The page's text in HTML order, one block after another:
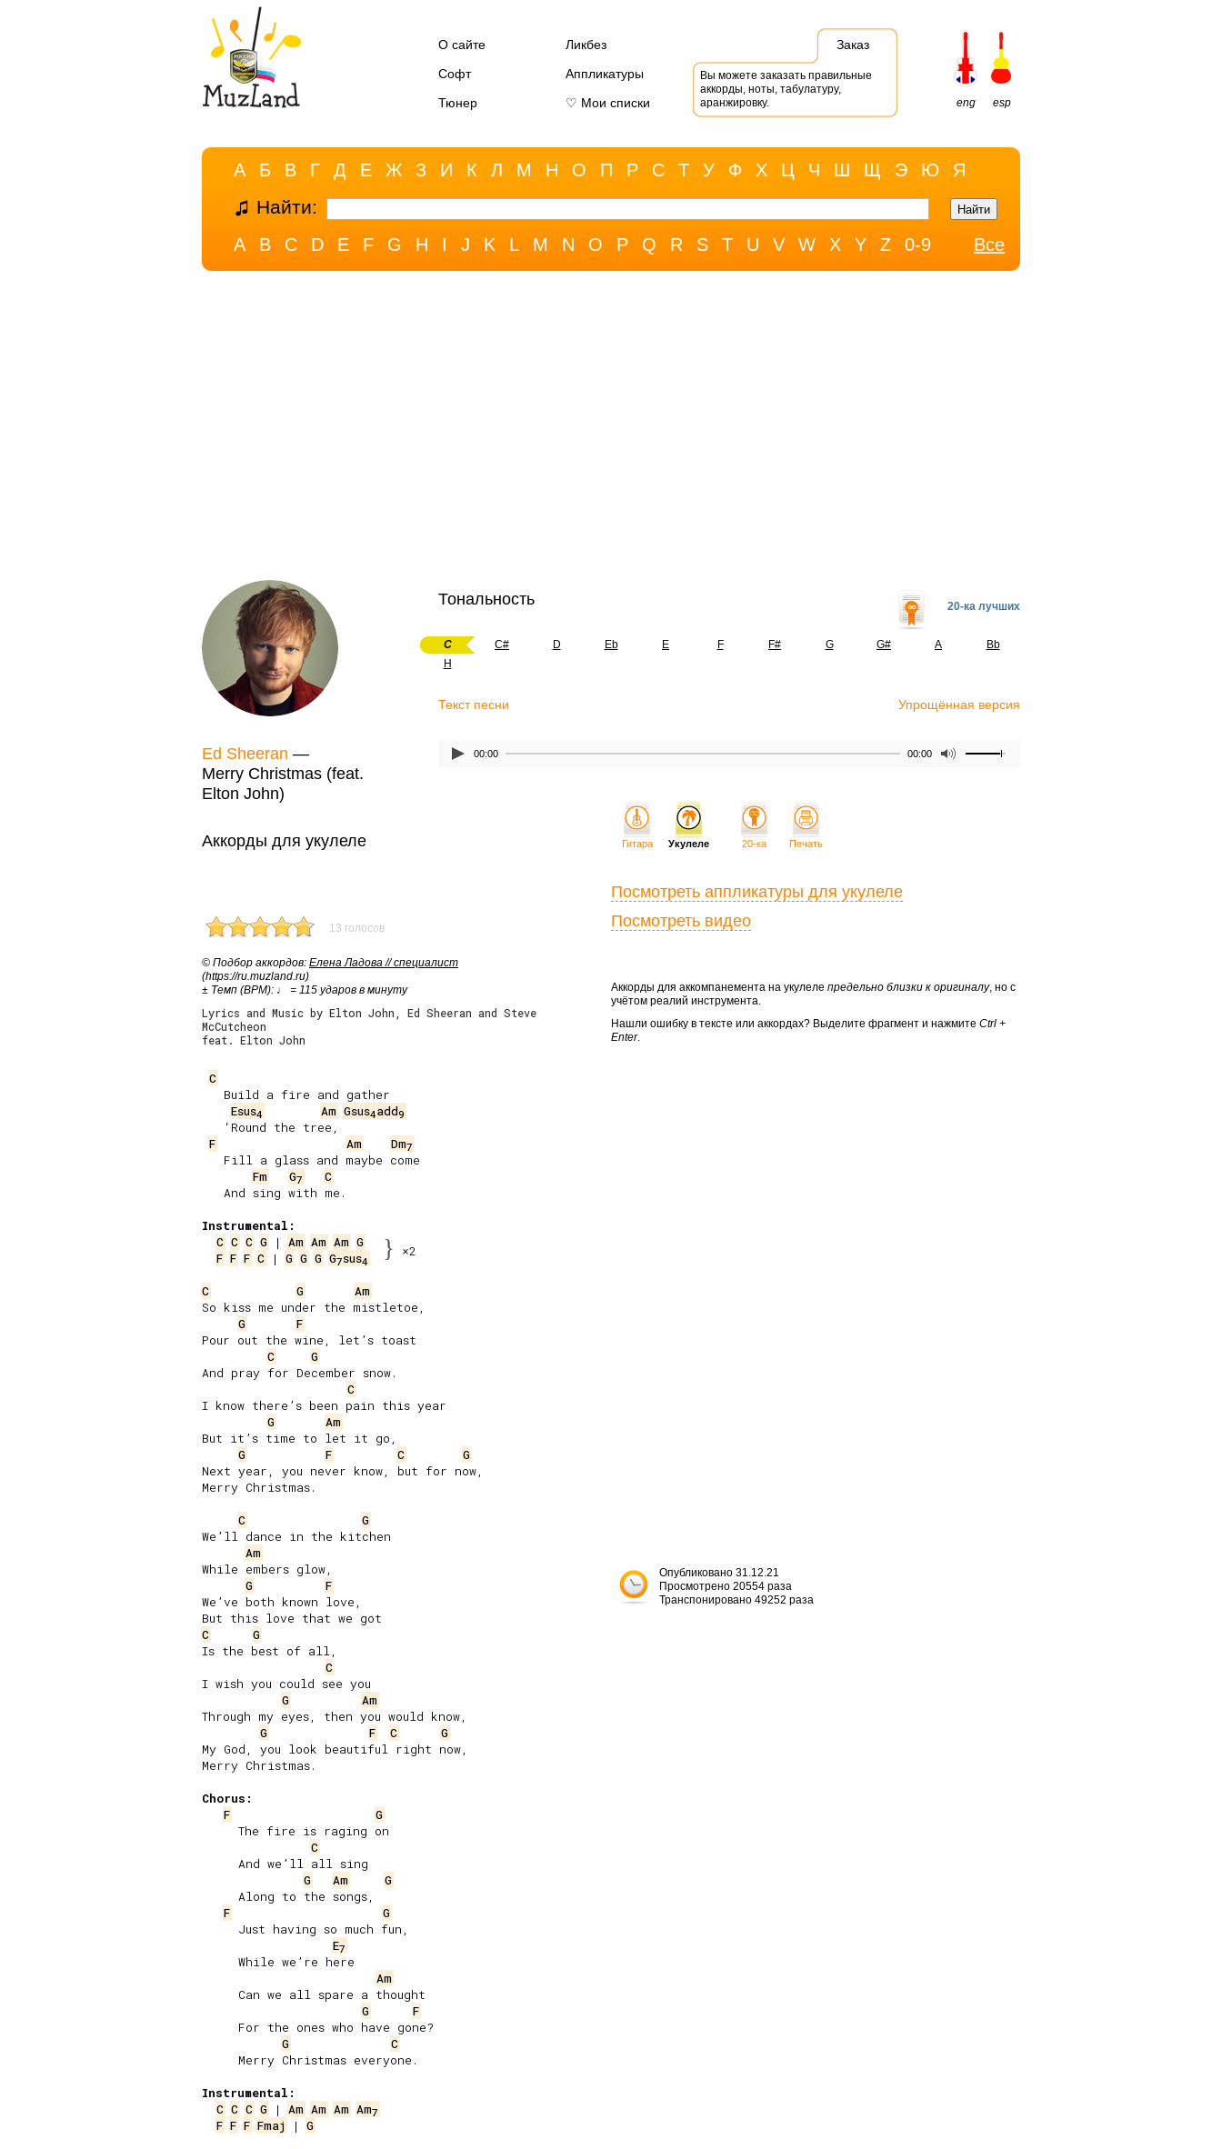
О сайте
Ликбез
Софт
Аппликатуры
Тюнер
♡ Мои списки
Заказ
Вы можете заказать правильные
аккорды, ноты, табулатуру,
аранжировку.
eng esp
А Б В Г Д Е Ж З И К Л М Н О П Р С Т У Ф Х Ц Ч Ш Щ Э Ю Я
Найти:
A B C D E F G H I J K L M N O P Q R S T U V W X Y Z 0-9 Все
Ed Sheeran —
Merry Christmas (feat.
Elton John)
Тональность 20-ка лучших
C C# D Eb E F F# G G# A
Bb
H
Текст песни Упрощённая версия
00:00 00:00
Аккорды для укулеле
13 голосов
© Подбор аккордов: Елена Ладова // специалист
(https://ru.muzland.ru)
± Темп (BPM): ♩ = 115 ударов в минуту
Lyrics and Music by Elton John, Ed Sheeran and Steve
McCutcheon
feat. Elton John
C
   Build a fire and gather
Esus4 Am Gsus4add9
   ‘Round the tree,
F
Am Dm7
   Fill a glass and maybe come
Fm
G7
C
   And sing with me.
Instrumental:
C C C G | Am Am Am G
F F F C | G G G G7sus4 } ×2
C G
Am
So kiss me under the mistletoe,
G
F
Pour out the wine, let’s toast
C
G
And pray for December snow.
C
I know there’s been pain this year
G
Am
But it’s time to let it go,
G
F C
G
Next year, you never know, but for now,
Merry Christmas.
C
G
We’ll dance in the kitchen
Am
While embers glow,
G
F
We’ve both known love,
C
G
Is the best of all,
C
I wish you could see you
G
Am
Through my eyes, then you would know,
G
F C
G
My God, you look beautiful right now,
Merry Christmas.
Chorus:
F
G
     The fire is raging on
C
     And we’ll all sing
G
Am
G
     Along to the songs,
F
G
     Just having so much fun,
E7
     While we’re here
Am
     Can we all spare a thought
G
F
     For the ones who have gone?
G
C
     Merry Christmas everyone.
Instrumental:
C C C G | Am Am Am Am7
F F F Fmaj | G
Гитара Укулеле 20-ка Печать
Посмотреть аппликатуры для укулеле
Посмотреть видео
Аккорды для аккомпанемента на укулеле предельно близки к оригиналу, но с
учётом реалий инструмента.
Нашли ошибку в тексте или аккордах? Выделите фрагмент и нажмите Ctrl +
Enter.
Опубликовано 31.12.21
Просмотрено 20554 раза
Транспонировано 49252 раза